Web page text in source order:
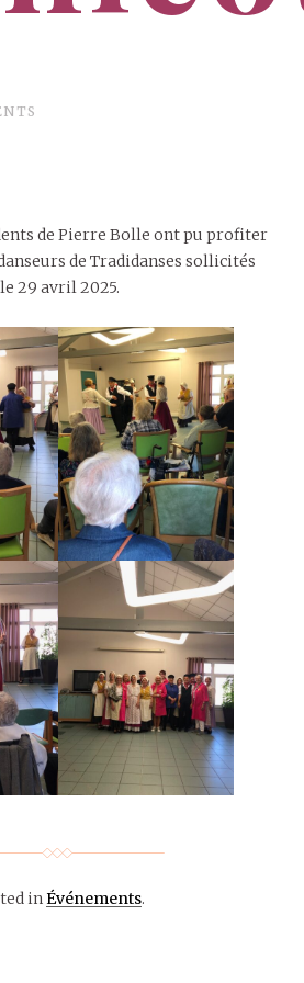
de Pierre Bolle ont pu profiter
de Tradidanses sollicités
29 avril 2025.
inÉvénements.